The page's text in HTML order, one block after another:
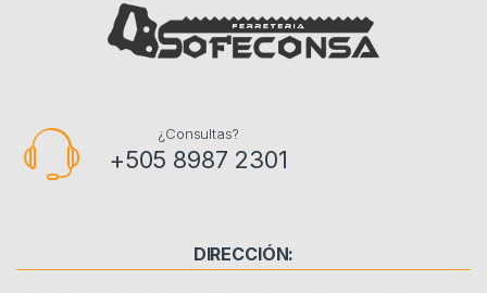
¿Consultas?
+505 8987 2301
DIRECCIÓN: